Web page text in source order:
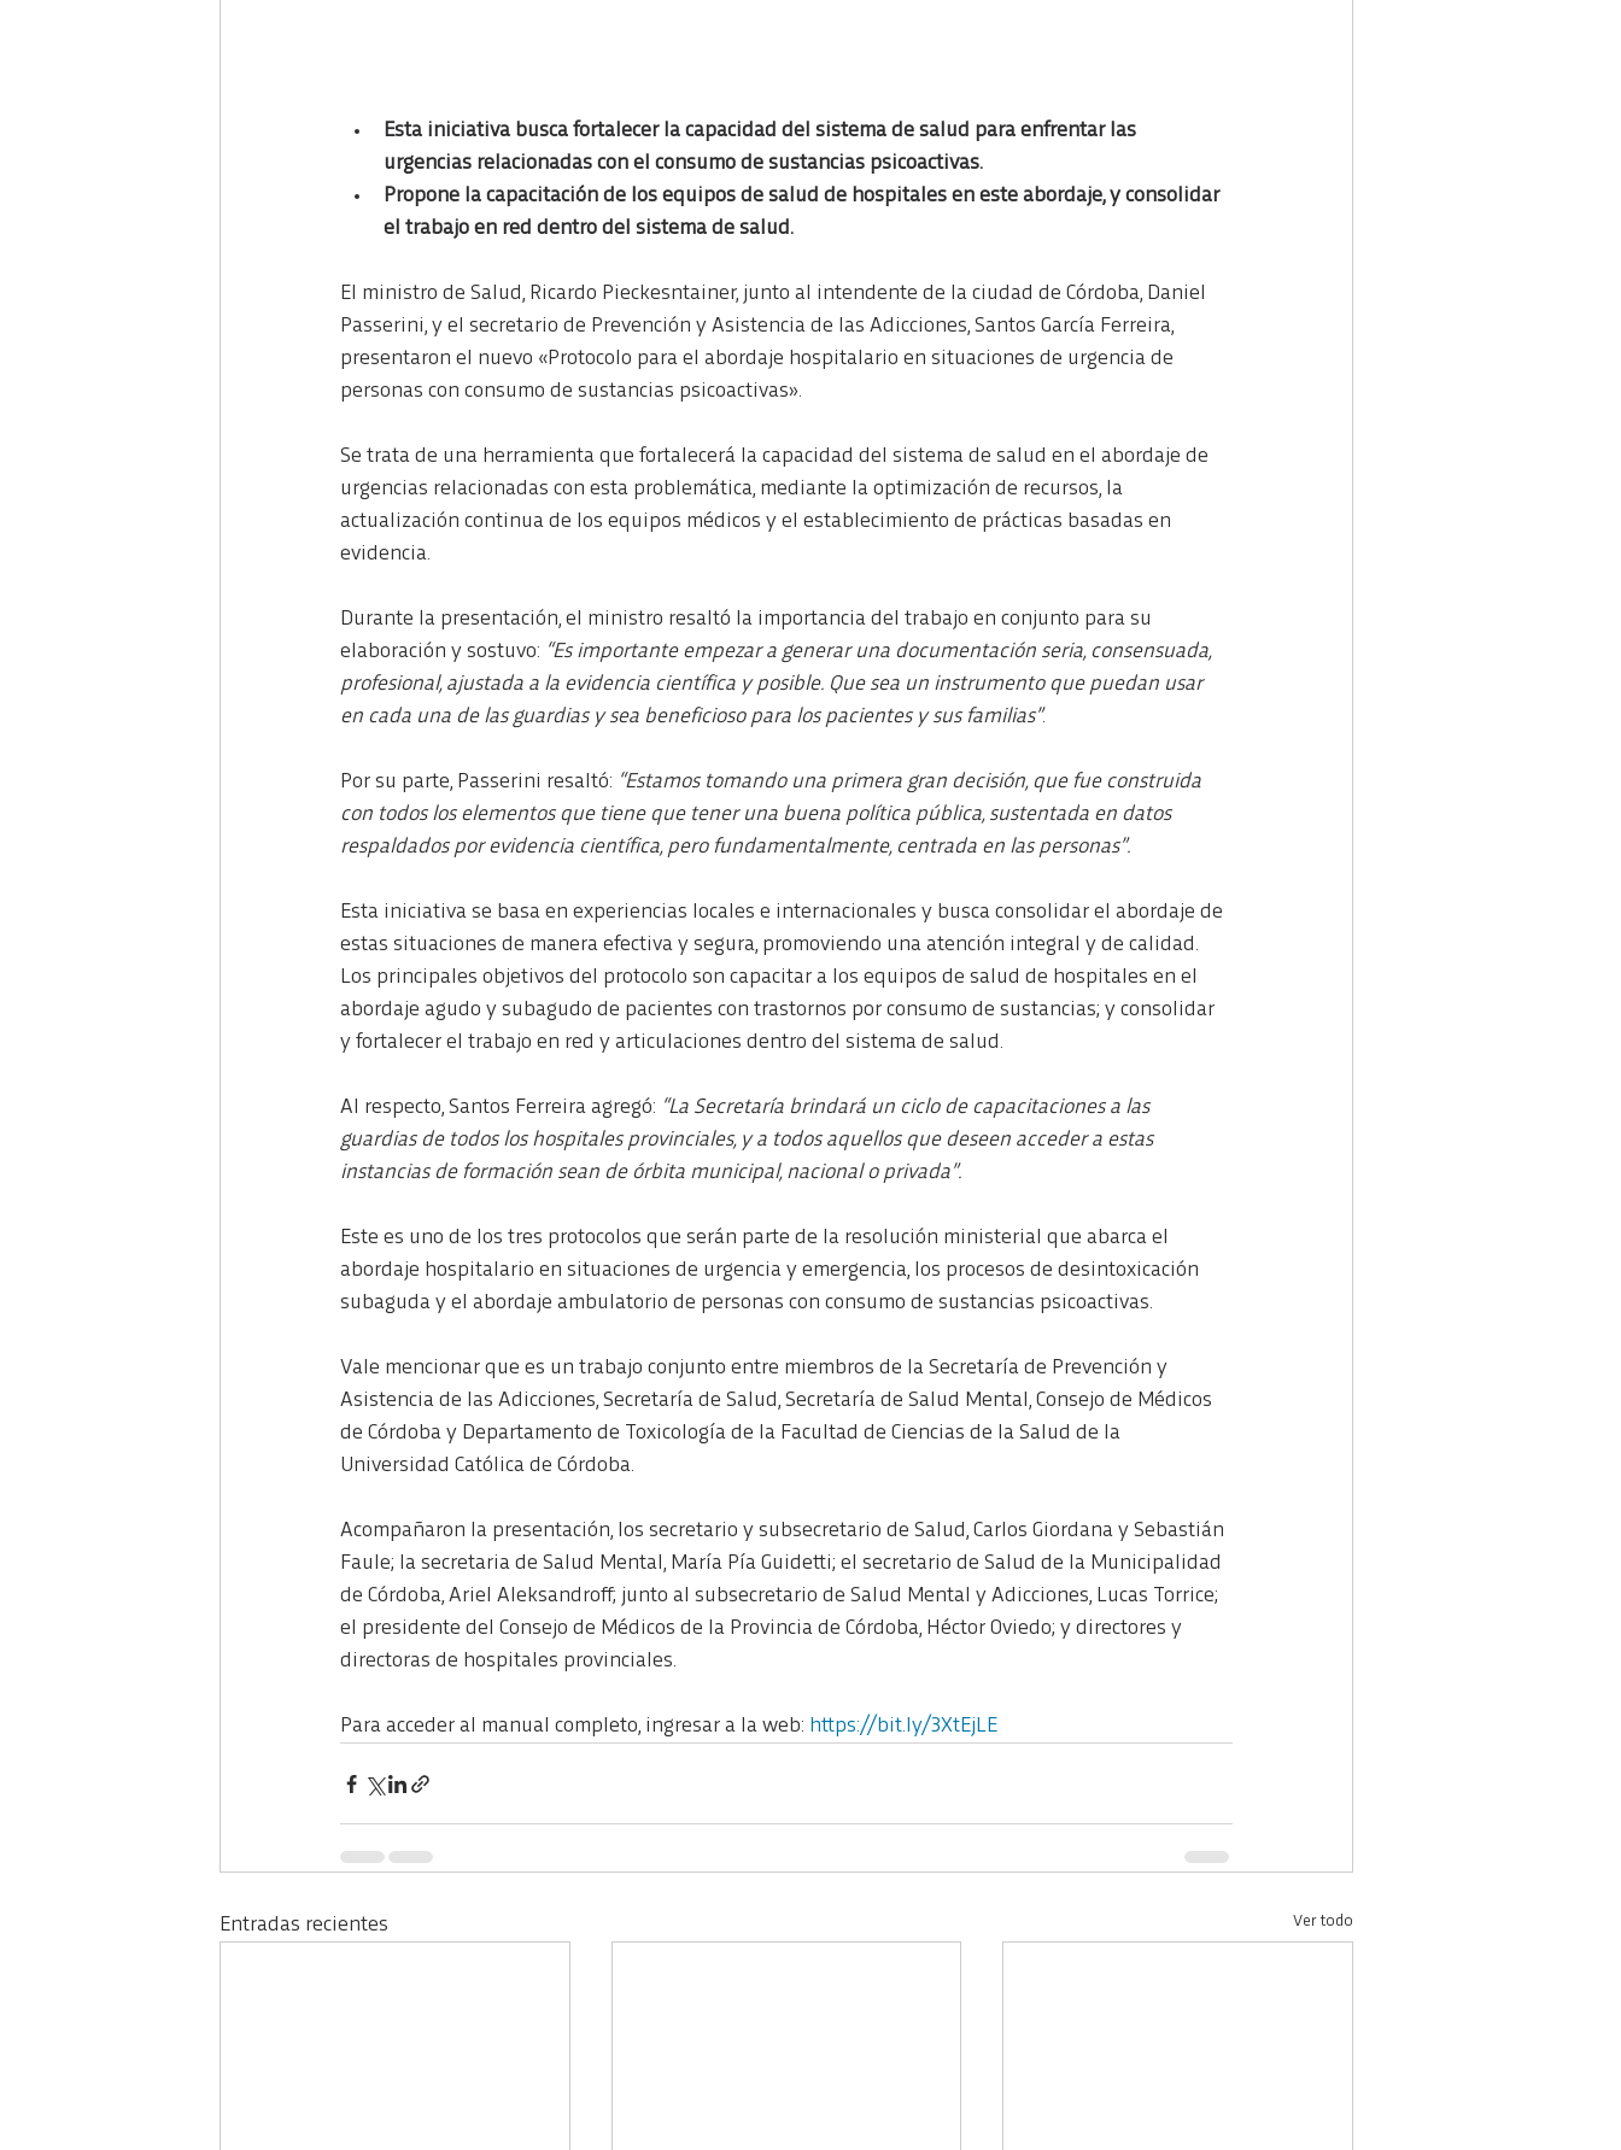
Esta iniciativa busca fortalecer la capacidad del sistema de salud para enfrentar las
urgencias relacionadas con el consumo de sustancias psicoactivas.
Propone la capacitación de los equipos de salud de hospitales en este abordaje, y consolidar
el trabajo en red dentro del sistema de salud.
El ministro de Salud, Ricardo Pieckesntainer, junto al intendente de la ciudad de Córdoba, Daniel
Passerini, y el secretario de Prevención y Asistencia de las Adicciones, Santos García Ferreira,
presentaron el nuevo «Protocolo para el abordaje hospitalario en situaciones de urgencia de
personas con consumo de sustancias psicoactivas».
Se trata de una herramienta que fortalecerá la capacidad del sistema de salud en el abordaje de
urgencias relacionadas con esta problemática, mediante la optimización de recursos, la
actualización continua de los equipos médicos y el establecimiento de prácticas basadas en
evidencia.
Durante la presentación, el ministro resaltó la importancia del trabajo en conjunto para su
elaboración y sostuvo: “Es importante empezar a generar una documentación seria, consensuada,
profesional, ajustada a la evidencia científica y posible. Que sea un instrumento que puedan usar
en cada una de las guardias y sea beneficioso para los pacientes y sus familias”.
Por su parte, Passerini resaltó: “Estamos tomando una primera gran decisión, que fue construida
con todos los elementos que tiene que tener una buena política pública, sustentada en datos
respaldados por evidencia científica, pero fundamentalmente, centrada en las personas”.
Esta iniciativa se basa en experiencias locales e internacionales y busca consolidar el abordaje de
estas situaciones de manera efectiva y segura, promoviendo una atención integral y de calidad.
Los principales objetivos del protocolo son capacitar a los equipos de salud de hospitales en el
abordaje agudo y subagudo de pacientes con trastornos por consumo de sustancias; y consolidar
y fortalecer el trabajo en red y articulaciones dentro del sistema de salud.
Al respecto, Santos Ferreira agregó: “La Secretaría brindará un ciclo de capacitaciones a las
guardias de todos los hospitales provinciales, y a todos aquellos que deseen acceder a estas
instancias de formación sean de órbita municipal, nacional o privada”.
Este es uno de los tres protocolos que serán parte de la resolución ministerial que abarca el
abordaje hospitalario en situaciones de urgencia y emergencia, los procesos de desintoxicación
subaguda y el abordaje ambulatorio de personas con consumo de sustancias psicoactivas.
Vale mencionar que es un trabajo conjunto entre miembros de la Secretaría de Prevención y
Asistencia de las Adicciones, Secretaría de Salud, Secretaría de Salud Mental, Consejo de Médicos
de Córdoba y Departamento de Toxicología de la Facultad de Ciencias de la Salud de la
Universidad Católica de Córdoba.
Acompañaron la presentación, los secretario y subsecretario de Salud, Carlos Giordana y Sebastián
Faule; la secretaria de Salud Mental, María Pía Guidetti; el secretario de Salud de la Municipalidad
de Córdoba, Ariel Aleksandroff; junto al subsecretario de Salud Mental y Adicciones, Lucas Torrice;
el presidente del Consejo de Médicos de la Provincia de Córdoba, Héctor Oviedo; y directores y
directoras de hospitales provinciales.
Para acceder al manual completo, ingresar a la web: https://bit.ly/3XtEjLE
Entradas recientes Ver todo